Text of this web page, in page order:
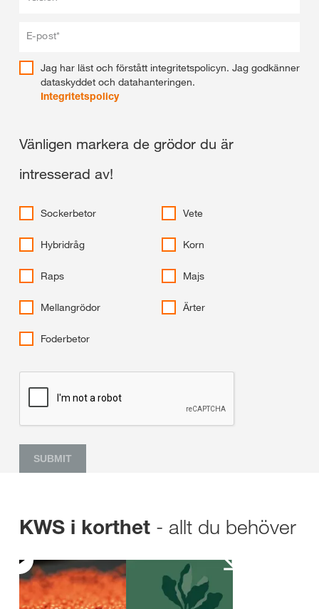
E-post*
Jag har läst och förstått integritetspolicyn. Jag godkänner
dataskyddet och datahanteringen.
Integritetspolicy
Vänligen markera de grödor du är
intresserad av!
Sockerbetor Vete
Hybridråg Korn
Raps Majs
Mellangrödor Ärter
Foderbetor
SUBMIT
KWS i korthet - allt du behöver